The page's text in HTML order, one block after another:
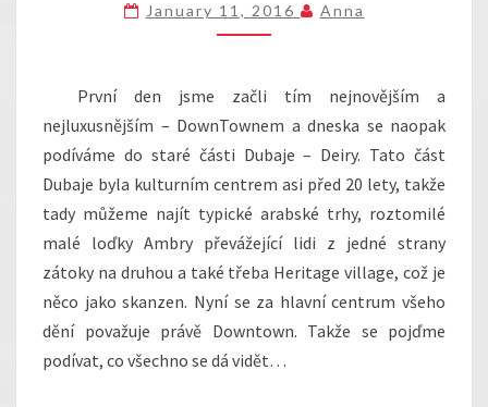
DEN
2.
January 11, 2016 Anna
První den jsme začli tím nejnovějším a
nejluxusnějším – DownTownem a dneska se naopak
podíváme do staré části Dubaje – Deiry. Tato část
Dubaje byla kulturním centrem asi před 20 lety, takže
tady můžeme najít typické arabské trhy, roztomilé
malé loďky Ambry převážející lidi z jedné strany
zátoky na druhou a také třeba Heritage village, což je
něco jako skanzen. Nyní se za hlavní centrum všeho
dění považuje právě Downtown. Takže se pojďme
podívat, co všechno se dá vidět…